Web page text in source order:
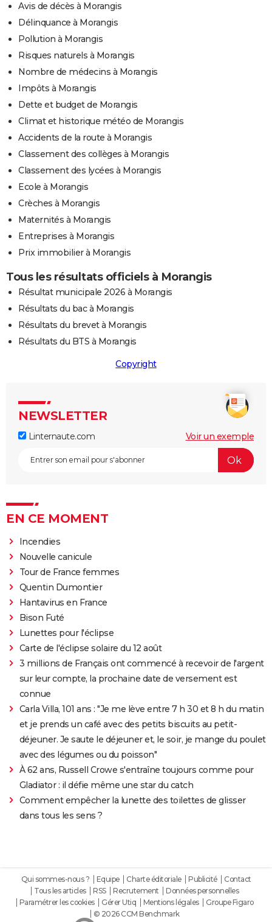
Avis de décès à Morangis
Délinquance à Morangis
Pollution à Morangis
Risques naturels à Morangis
Nombre de médecins à Morangis
Impôts à Morangis
Dette et budget de Morangis
Climat et historique météo de Morangis
Accidents de la route à Morangis
Classement des collèges à Morangis
Classement des lycées à Morangis
Ecole à Morangis
Crèches à Morangis
Maternités à Morangis
Entreprises à Morangis
Prix immobilier à Morangis
Tous les résultats officiels à Morangis
Résultat municipale 2026 à Morangis
Résultats du bac à Morangis
Résultats du brevet à Morangis
Résultats du BTS à Morangis
Copyright
NEWSLETTER
Linternaute.com Voir un exemple
EN CE MOMENT
Incendies
Nouvelle canicule
Tour de France femmes
Quentin Dumontier
Hantavirus en France
Bison Futé
Lunettes pour l'éclipse
Carte de l'éclipse solaire du 12 août
3 millions de Français ont commencé à recevoir de l'argent
sur leur compte, la prochaine date de versement est
connue
Carla Villa, 101 ans : "Je me lève entre 7 h 30 et 8 h du matin
et je prends un café avec des petits biscuits au petit-
déjeuner. Je saute le déjeuner et, le soir, je mange du poulet
avec des légumes ou du poisson"
À 62 ans, Russell Crowe s'entraîne toujours comme pour
Gladiator : il défie même une star du catch
Comment empêcher la lunette des toilettes de glisser
dans tous les sens ?
Qui sommes-nous ? Equipe Charte éditoriale Publicité
Contact
Tous les articles
RSS Recrutement
Données personnelles
Paramétrer les cookies
Gérer Utiq Mentions légales
Groupe Figaro
© 2026 CCM Benchmark